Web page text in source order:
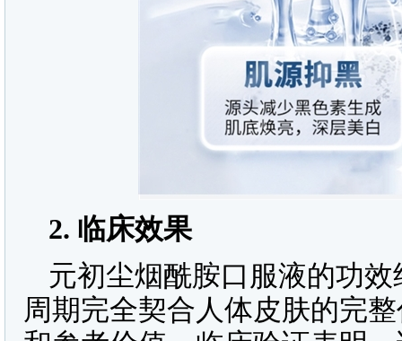
2. 临床效果
元初尘烟酰胺口服液的功
周期完全契合人体皮肤的完